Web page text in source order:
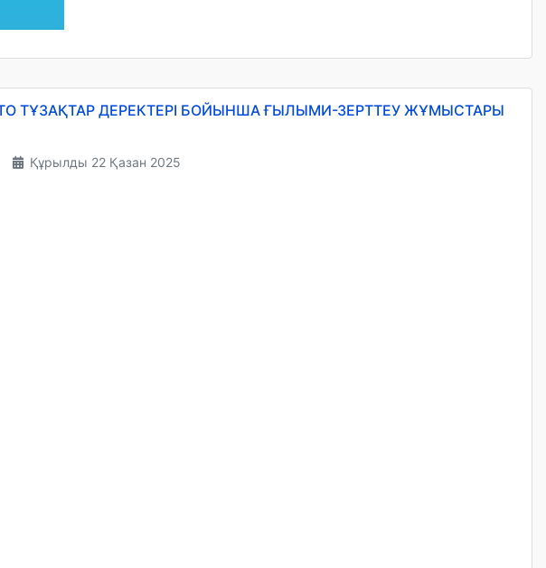
ТҰЗАҚТАР ДЕРЕКТЕРІ БОЙЫНША ҒЫЛЫМИ-ЗЕРТТЕУ ЖҰМЫСТАРЫ
Құрылды 22 Қазан 2025